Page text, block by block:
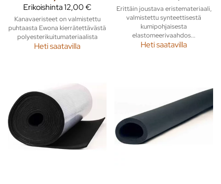
Erikoishinta12,00 €
Kanavaeristeet on valmistettu
puhtaasta Ewona kierrätettävästä
polyesterikuitumateriaalista
Heti saatavilla
Erittäin joustava eristemateriaali,
valmistettu synteettisestä
kumipohjaisesta
elastomeerivaahdos...
Heti saatavilla